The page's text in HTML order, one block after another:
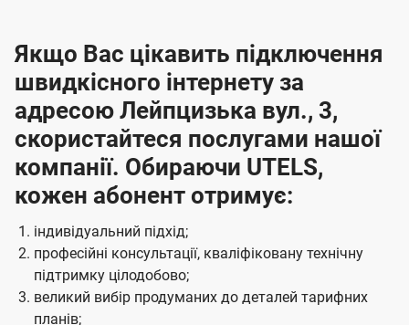
Якщо Вас цікавить підключення
швидкісного інтернету за
адресою Лейпцизька вул., 3,
скористайтеся послугами нашої
компанії. Обираючи UTELS,
кожен абонент отримує:
індивідуальний підхід;
професійні консультації, кваліфіковану технічну
підтримку цілодобово;
великий вибір продуманих до деталей тарифних
планів;